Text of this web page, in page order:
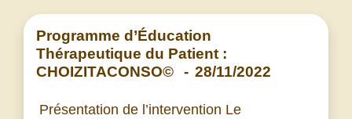
Programme d’Éducation
Thérapeutique du Patient :
CHOIZITACONSO©
- 28/11/2022
Présentation de l’intervention Le